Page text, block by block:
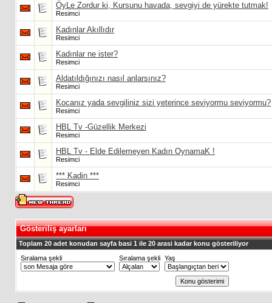
ÖyLe Zordur ki, Kursunu havada, sevgiyi de yürekte tutmak!
Resimci
Kadınlar Akıllıdır
Resimci
Kadınlar ne ister?
Resimci
Aldatıldığınızı nasıl anlarsınız?
Resimci
Kocanız yada sevgiliniz sizi yeterince seviyormu seviyormu?
Resimci
HBL Tv -Güzellik Merkezi
Resimci
HBL Tv - Elde Edilemeyen Kadın OynamaK !
Resimci
*** Kadin ***
Resimci
Gösteriliş ayarları
Toplam 20 adet konudan sayfa basi 1 ile 20 arasi kadar konu gösteriliyor
Sıralama şekli
Sıralama şekli Yaş